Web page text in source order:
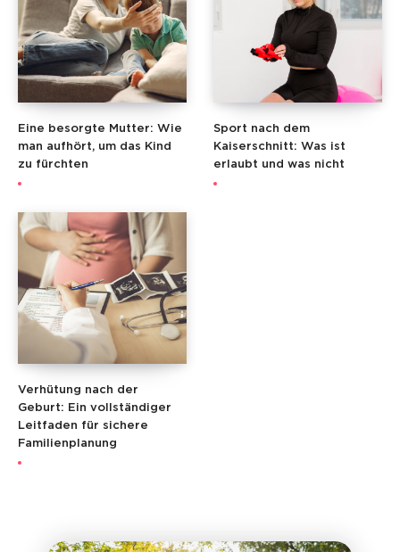
Eine besorgte Mutter: Wie
man aufhört, um das Kind
zu fürchten
Sport nach dem
Kaiserschnitt: Was ist
erlaubt und was nicht
Verhütung nach der
Geburt: Ein vollständiger
Leitfaden für sichere
Familienplanung